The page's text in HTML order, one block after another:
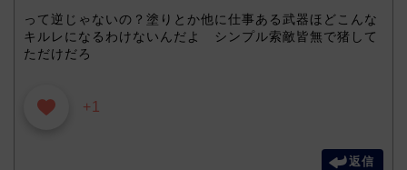
って逆じゃないの？塗りとか他に仕事ある武器ほどこんな
キルレになるわけないんだよ シンプル索敵皆無で猪して
ただけだろ
+1
返信